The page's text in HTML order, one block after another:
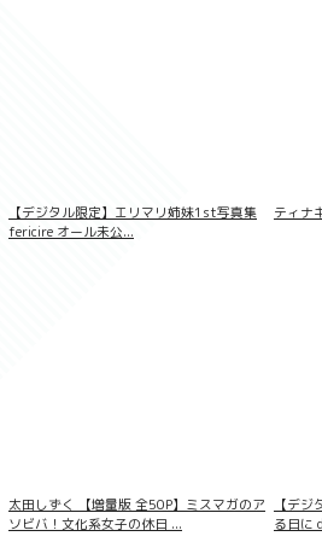
和田海佑 BUBKAデジタル写真集「み
夢中。」
【デジタル限定】エリマリ姉妹1st写真集
fericire オール未公...
ティナ
太田しずく 【増量版 全50P】ミスマガのア
ソビバ！文化系女子の休日 ...
【デ
る日に